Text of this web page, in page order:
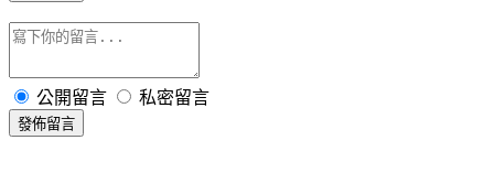
公開留言 私密留言
發佈留言